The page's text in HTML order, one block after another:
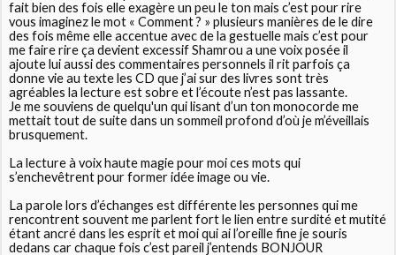
fait bien des fois elle exagère un peu le ton mais c’est pour rire
vous imaginez le mot « Comment ? » plusieurs manières de le dire
des fois même elle accentue avec de la gestuelle mais c’est pour
me faire rire ça devient excessif Shamrou a une voix posée il
ajoute lui aussi des commentaires personnels il rit parfois ça
donne vie au texte les CD que j’ai sur des livres sont très
agréables la lecture est sobre et l’écoute n’est pas lassante.
Je me souviens de quelqu'un qui lisant d’un ton monocorde me
mettait tout de suite dans un sommeil profond d’où je m’éveillais
brusquement.
La lecture à voix haute magie pour moi ces mots qui
s’enchevêtrent pour former idée image ou vie.
La parole lors d’échanges est différente les personnes qui me
rencontrent souvent me parlent fort le lien entre surdité et mutité
étant ancré dans les esprit et moi qui ai l’oreille fine je souris
dedans car chaque fois c’est pareil j’entends BONJOUR